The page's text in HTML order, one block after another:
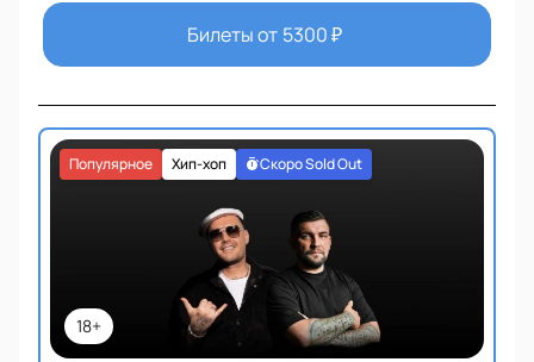
Билеты от 5300₽
18+
Хип-хоп
Популярное Скоро Sold Out